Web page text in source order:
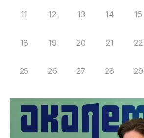
11 12 13 14 15
18 19 20 21 22
25 26 27 28 29